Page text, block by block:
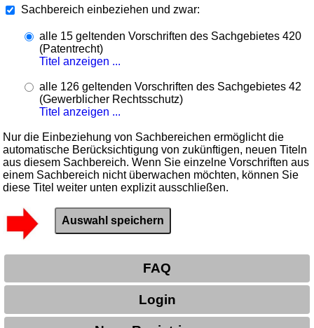
Sachbereich einbeziehen und zwar:
alle 15 geltenden Vorschriften des Sachgebietes 420
(Patentrecht)
Titel anzeigen ...
alle 126 geltenden Vorschriften des Sachgebietes 42
(Gewerblicher Rechtsschutz)
Titel anzeigen ...
Nur die Einbeziehung von Sachbereichen ermöglicht die
automatische Berücksichtigung von zukünftigen, neuen Titeln
aus diesem Sachbereich. Wenn Sie einzelne Vorschriften aus
einem Sachbereich nicht überwachen möchten, können Sie
diese Titel weiter unten explizit ausschließen.
FAQ
Login